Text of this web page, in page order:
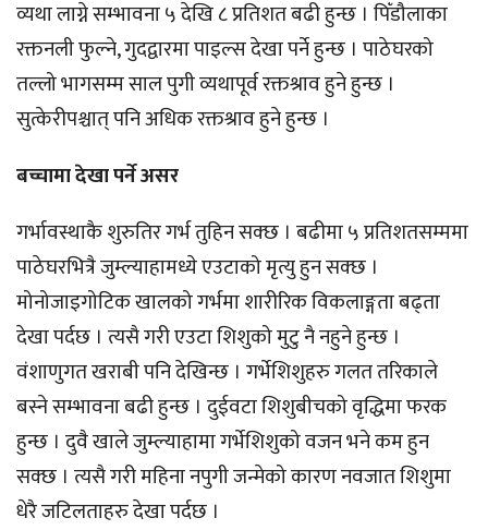
व्यथा लाग्ने सम्भावना ५ देखि ८ प्रतिशत बढी हुन्छ । पिँडौलाका
रक्तनली फुल्ने, गुदद्वारमा पाइल्स देखा पर्ने हुन्छ । पाठेघरको
तल्लो भागसम्म साल पुगी व्यथापूर्व रक्तश्राव हुने हुन्छ ।
सुत्केरीपश्चात् पनि अधिक रक्तश्राव हुने हुन्छ ।
बच्चामा देखा पर्ने असर
गर्भावस्थाकै शुरुतिर गर्भ तुहिन सक्छ । बढीमा ५ प्रतिशतसम्ममा
पाठेघरभित्रै जुम्ल्याहामध्ये एउटाको मृत्यु हुन सक्छ ।
मोनोजाइगोटिक खालको गर्भमा शारीरिक विकलाङ्गता बढ्ता
देखा पर्दछ । त्यसै गरी एउटा शिशुको मुटु नै नहुने हुन्छ ।
वंशाणुगत खराबी पनि देखिन्छ । गर्भेशिशुहरु गलत तरिकाले
बस्ने सम्भावना बढी हुन्छ । दुईवटा शिशुबीचको वृद्धिमा फरक
हुन्छ । दुवै खाले जुम्ल्याहामा गर्भेशिशुको वजन भने कम हुन
सक्छ । त्यसै गरी महिना नपुगी जन्मेको कारण नवजात शिशुमा
धेरै जटिलताहरु देखा पर्दछ ।